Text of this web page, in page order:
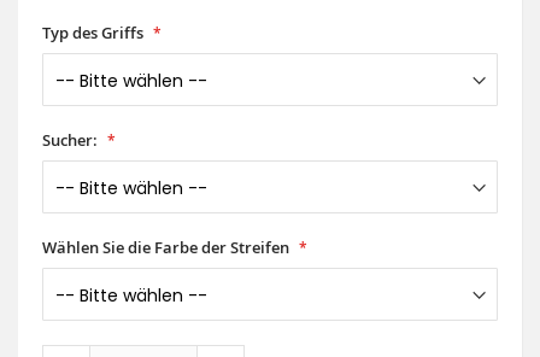
Typ des Griffs
Sucher:
Wählen Sie die Farbe der Streifen